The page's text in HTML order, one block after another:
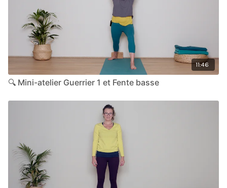
11:46
🔍 Mini-atelier Guerrier 1 et Fente basse